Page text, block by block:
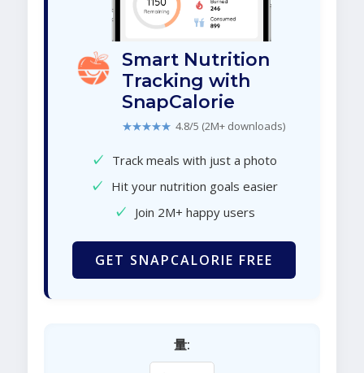
Smart Nutrition
Tracking with
SnapCalorie
★★★★★ 4.8/5 (2M+ downloads)
✓ Track meals with just a photo
✓ Hit your nutrition goals easier
✓ Join 2M+ happy users
GET SNAPCALORIE FREE
量: